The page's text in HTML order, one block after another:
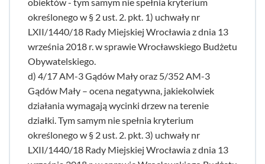
określonego w § 2 ust. 2. pkt. 1) uchwały nr
LXII/1440/18 Rady Miejskiej Wrocławia z dnia 13
września 2018 r. w sprawie Wrocławskiego Budżetu
Obywatelskiego.
d) 4/17 AM-3 Gądów Mały oraz 5/352 AM-3
Gądów Mały – ocena negatywna, jakiekolwiek
działania wymagają wycinki drzew na terenie
działki. Tym samym nie spełnia kryterium
określonego w § 2 ust. 2. pkt. 3) uchwały nr
LXII/1440/18 Rady Miejskiej Wrocławia z dnia 13